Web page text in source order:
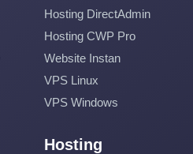
Hosting DirectAdmin
Hosting CWP Pro
Website Instan
VPS Linux
VPS Windows
Hosting